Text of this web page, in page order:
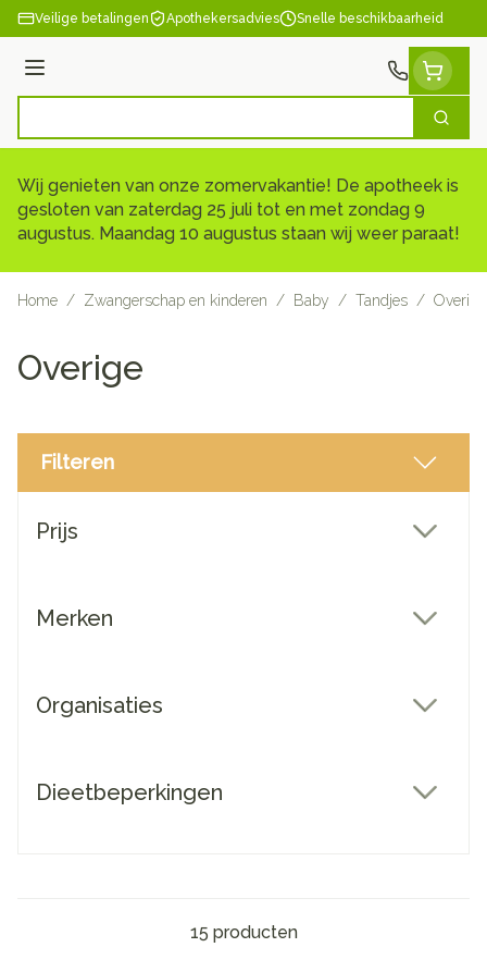
Ga naar de inhoud
Veilige betalingen Apothekersadvies Snelle beschikbaarheid
Menu
Zoek
Wij genieten van onze zomervakantie! De apotheek is
gesloten van zaterdag 25 juli tot en met zondag 9
augustus. Maandag 10 augustus staan wij weer paraat!
Home / Zwangerschap en kinderen / Baby / Tandjes / Overige
Overige
Filteren
Prijs
Merken
Organisaties
Dieetbeperkingen
15 producten